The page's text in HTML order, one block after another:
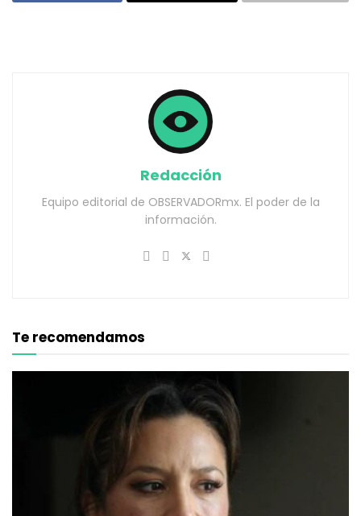
Redacción
Equipo editorial de OBSERVADORmx. El poder de la
información.
Te recomendamos